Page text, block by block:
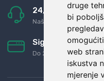
druge
bi
web
iskustva
mjerenje
24/7 odlična
Naši agenti uvijek na
Sigurno obročno
Do 24 rata bez kamata